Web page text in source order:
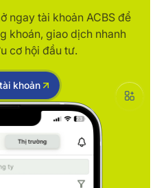
ngay tài khoản ACBS để
khoán, giao dịch nhanh
cơ hội đầu tư.
khoản